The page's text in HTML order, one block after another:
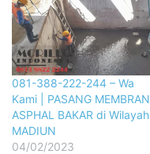
081-388-222-244 – Wa
Kami | PASANG MEMBRAN
ASPHAL BAKAR di Wilayah
MADIUN
04/02/2023